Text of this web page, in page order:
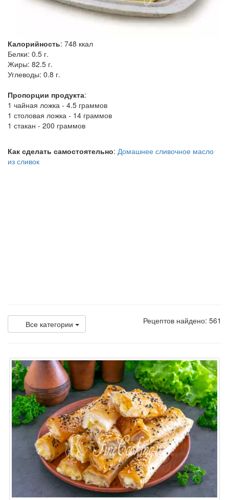
Калорийность: 748 ккал
Белки: 0.5 г.
Жиры: 82.5 г.
Углеводы: 0.8 г.
Пропорции продукта:
1 чайная ложка - 4.5 граммов
1 столовая ложка - 14 граммов
1 стакан - 200 граммов
Как сделать самостоятельно: Домашнее сливочное масло
из сливок
Все категории Рецептов найдено: 561